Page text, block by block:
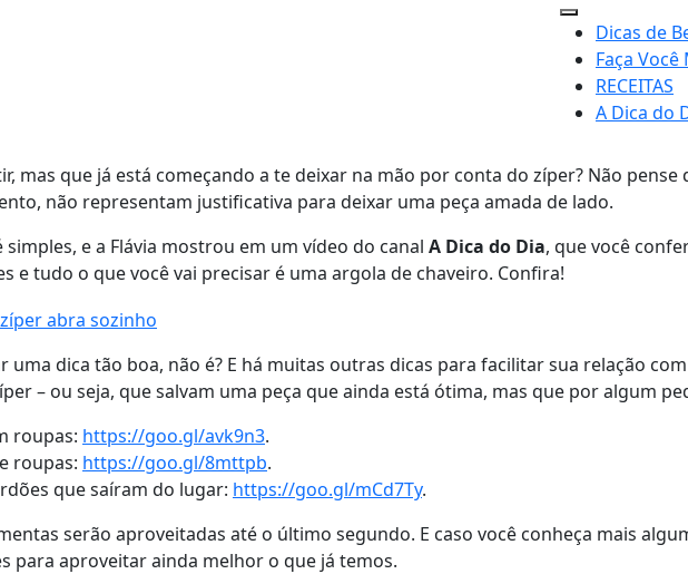
Dicas de
Faça Você
RECEITAS
A Dica do
mas que já está começando a te deixar na mão por conta do zíper? Não
não representam justificativa para deixar uma peça amada de lado.
e a Flávia mostrou em um vídeo do canal A Dica do Dia, que você
e tudo o que você vai precisar é uma argola de chaveiro. Confira!
uma dica tão boa, não é? E há muitas outras dicas para facilitar sua relação
– ou seja, que salvam uma peça que ainda está ótima, mas que por algum
roupas: https://goo.gl/avk9n3.
roupas: https://goo.gl/8mttpb.
que saíram do lugar: https://goo.gl/mCd7Ty.
serão aproveitadas até o último segundo. E caso você conheça mais
para aproveitar ainda melhor o que já temos.